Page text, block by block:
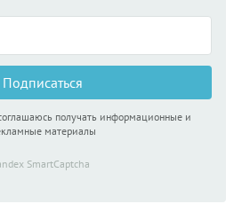
Подписаться
получать информационные и
материалы
SmartCaptcha